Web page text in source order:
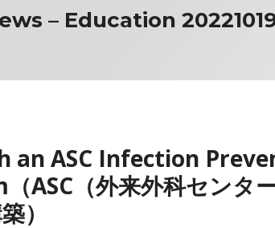
– Education
an ASC Infection
ASC（外来外科センタ
）